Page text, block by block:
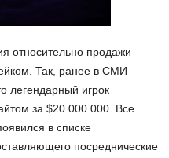
относительно продажи
Так, ранее в СМИ
легендарный игрок
за $20 000 000. Все
в списке
посреднические